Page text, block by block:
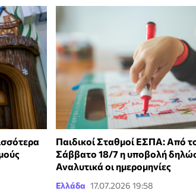
Παιδικοί Σταθμοί ΕΣΠΑ: Από
Σάββατο 18/7 η υποβολή
Αναλυτικά οι ημερομηνίες
Ελλάδα 17.07.2026 19:58